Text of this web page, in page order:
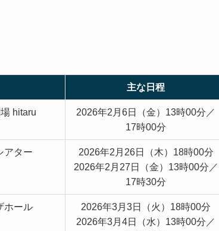
主な日程
hitaru
2026年2月6日（金）13時00分／
17時00分
アター
2026年2月26日（木）18時00分
2026年2月27日（金）13時00分／
17時30分
ホール
2026年3月3日（火）18時00分
2026年3月4日（水）13時00分／